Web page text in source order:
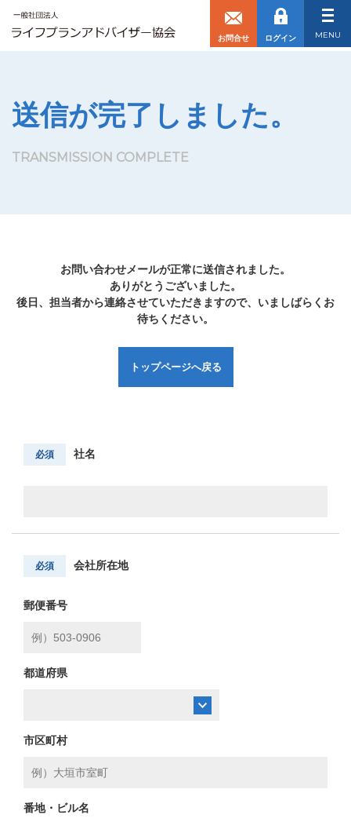
お問合せ ログイン
toggle
MENU
送信が完了しました。
TRANSMISSION COMPLETE
お問い合わせメールが正常に送信されました。
ありがとうございました。
後日、担当者から連絡させていただきますので、いましばらくお
待ちください。
トップページへ戻る
必須 社名
必須 会社所在地
郵便番号
都道府県
市区町村
番地・ビル名